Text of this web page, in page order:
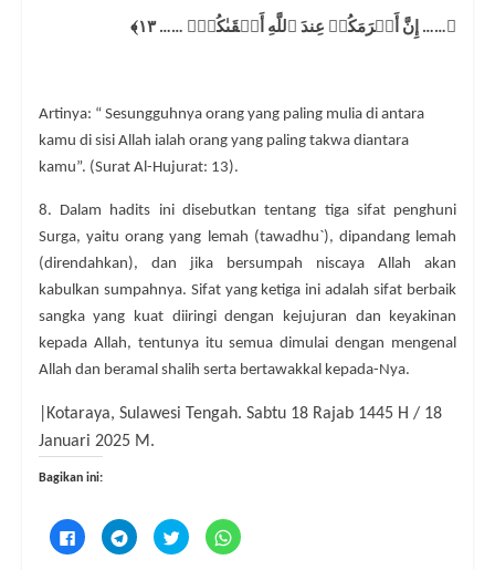
﴿…… إِنَّ أَكۡرَمَكُمۡ عِندَ ٱللَّهِ أَتۡقَىٰكُمۡۚ …… ١٣﴾
Artinya: “ Sesungguhnya orang yang paling mulia di antara
kamu di sisi Allah ialah orang yang paling takwa diantara
kamu”. (Surat Al-Hujurat: 13).
8. Dalam hadits ini disebutkan tentang tiga sifat penghuni
Surga, yaitu orang yang lemah (tawadhu`), dipandang lemah
(direndahkan), dan jika bersumpah niscaya Allah akan
kabulkan sumpahnya. Sifat yang ketiga ini adalah sifat berbaik
sangka yang kuat diiringi dengan kejujuran dan keyakinan
kepada Allah, tentunya itu semua dimulai dengan mengenal
Allah dan beramal shalih serta bertawakkal kepada-Nya.
|Kotaraya, Sulawesi Tengah. Sabtu 18 Rajab 1445 H / 18
Januari 2025 M.
Bagikan ini:
K
l
K
l
K
l
K
l